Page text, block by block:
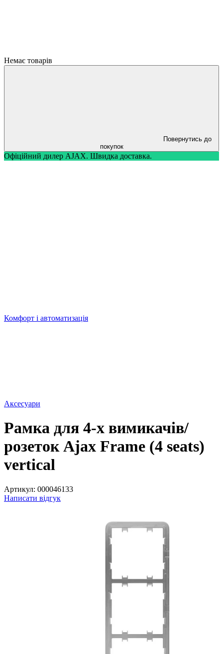
Немає товарів
Повернутись до
покупок
Офіційний дилер AJAX. Швидка доставка.
Комфорт і автоматизація
Аксесуари
Рамка для 4-х вимикачів/
розеток Ajax Frame (4 seats)
vertical
Артикул: 000046133
Написати відгук